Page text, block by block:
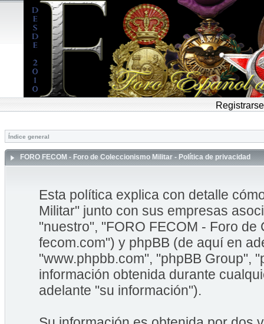
Registrarse
Índice general
FORO FECOM - Foro de Coleccionismo Militar - Política de privacidad
Esta política explica con detalle
Militar" junto con sus empresas
"nuestro", "FORO FECOM - Foro
fecom.com") y phpBB (de aquí en
"www.phpbb.com", "phpBB Group",
información obtenida durante
adelante "su información").